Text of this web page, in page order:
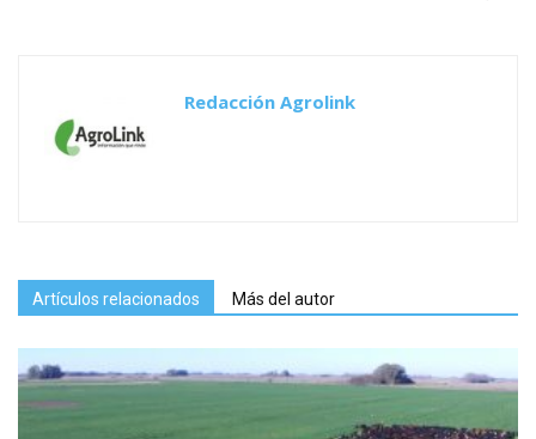
Redacción Agrolink
Artículos relacionados Más del autor